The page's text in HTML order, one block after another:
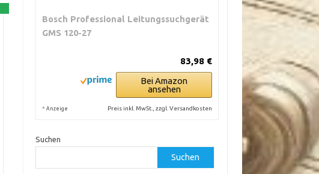
Bosch Professional Leitungssuchgerät
GMS 120-27
83,98 €
Bei Amazon
ansehen
* Anzeige Preis inkl. MwSt., zzgl. Versandkosten
Suchen
Suchen